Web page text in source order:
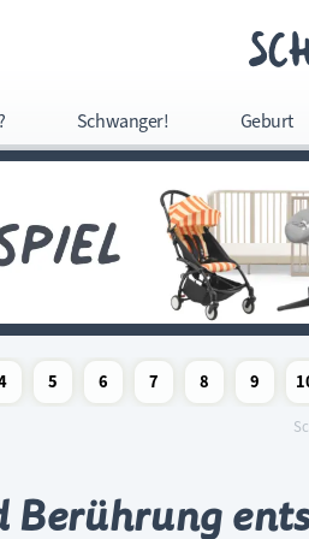
Schwanger! Geburt
5
6
7
8
9
Berührung